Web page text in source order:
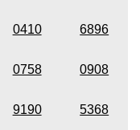
0410 6896
0758 0908
9190 5368